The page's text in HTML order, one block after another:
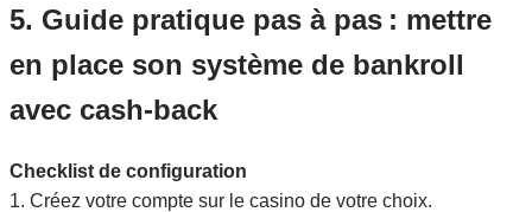
5. Guide pratique pas à pas : mettre
en place son système de bankroll
avec cash‑back
Checklist de configuration
1. Créez votre compte sur le casino de votre choix.